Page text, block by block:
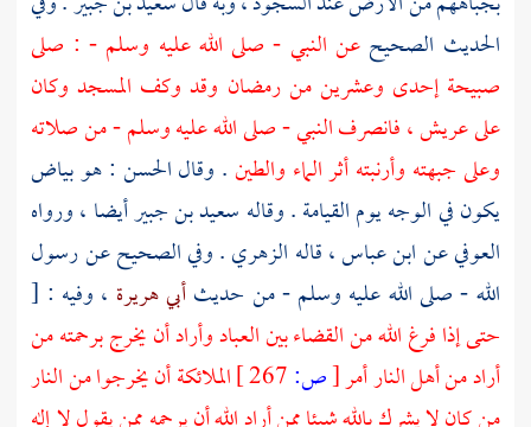
الحديث الصحيح عن النبي - صلى الله عليه وسلم - : صلى
صبيحة إحدى وعشرين من رمضان وقد وكف المسجد وكان
على عريش ، فانصرف النبي - صلى الله عليه وسلم - من صلاته
وعلى جبهته وأرنبته أثر الماء والطين. وقالالحسن : هو بياض
يكون في الوجه يوم القيامة . وقاله سعيد بن جبيرأيضا ، ورواه
العوفيعنابن عباس ،قاله الزهري. وفي الصحيح عن رسول
الله - صلى الله عليه وسلم - من حديثأبي هريرة ، وفيه : [
حتى إذا فرغ الله من القضاء بين العباد وأراد أن يخرج برحمته من
أراد من أهل النار أمر[ص:
الملائكة أن يخرجوا من النار